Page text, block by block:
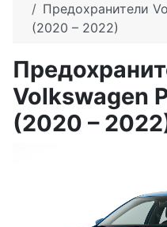
Предохранители
(2020 – 2022)
Volkswagen
(2020 –